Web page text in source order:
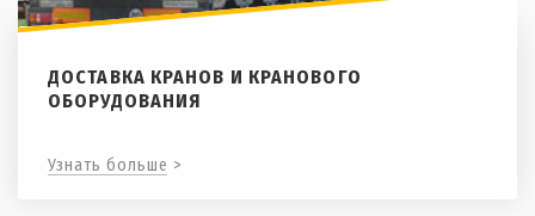
ДОСТАВКА КРАНОВ И КРАНОВОГО
ОБОРУДОВАНИЯ
Узнать больше >